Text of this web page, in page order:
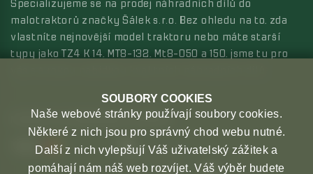
Specializujeme se na prodej náhradních dílů do
malotraktorů značky Šálek s.r.o. Bez ohledu na to, zda
vlastníte nejnovější model traktoru nebo máte starší
typy jako TZ4 K 14, MT8-132, Mt8-050 a 150, jsme tu pro
MOŽNOSTI PLATBYMOŽNOSTI DOPRAVY
SOUBORY COOKIES
Naše webové stránky používají soubory cookies.
Některé z nich jsou pro správný chod webu nutné.
Další z nich vylepšují Váš uživatelský zážitek a
pomáhají nám náš web rozvíjet. Váš výběr budete